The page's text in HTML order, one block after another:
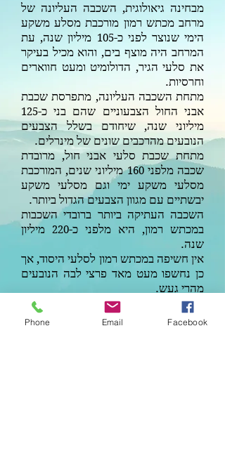
מבחינה גיאולוגית, השכבה העליונה של
מרחב מכתש רמון מורכבת מסלע משקע
הימי שנוצר לפני כ-105 מיליון שנה, עת
המרחב היה מוצף בים, והוא מכיל בעיקר
את סלעי הגיר, הדולומיט ומעט חווארים
וחרסיות.
מתחת השכבה העליונה, מתפרסת שכבת
אבני החול הצבעוניים שהם בני כ-125
מיליוני שנה, שיחודם בשלל הצבעים
הנובעים מהרכבים שונים של מינרלים.
מתחת שכבת סלעי אבני חול, מרובדת
שכבה מלפני160 מיליוני שנים, המורכבת
מסלעי משקע ימי וגם מסלעי משקע
יבשתיים עם מגוון הצבעים הגדול ביותר.
השכבה העתיקה ביותר ברובדי השכבות
במכתש רמון, היא מלפני כ-220 מיליון
שנה.
אין חשיפה במכתש רמון לסלעי היסוד, אך
כן נחשפו מעט מאד פרצי לבה הנובעים
מהרי געש.
בישראל ישנן כ-
1,000
מחצבות שננטשו
עקב אזילת חומרי הגלם שבהם, ומלבד
Phone Email Facebook